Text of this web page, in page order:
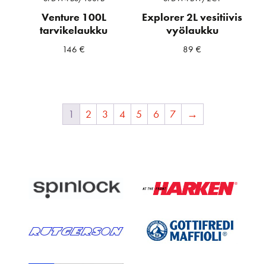
Venture 100L
tarvikelaukku
146€
Explorer 2L vesitiivis
vyölaukku
89€
1 2 3 4 5 6 7 →